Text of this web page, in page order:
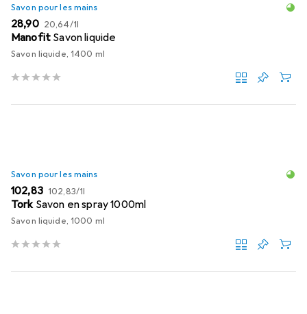
Savon pour les mains
EUR
28,90 EUR
20,64/1l
Manofit Savon liquide
Savon liquide, 1400 ml
Savon pour les mains
EUR
102,83 EUR
102,83/1l
Tork Savon en spray 1000ml
Savon liquide, 1000 ml